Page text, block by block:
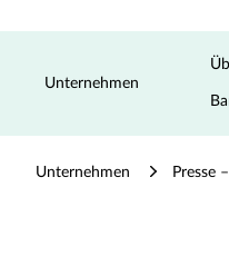
Unternehmen
Unternehmen Presse